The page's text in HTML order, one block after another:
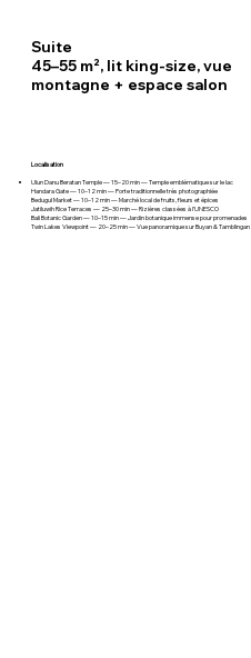
Suite
45–55 m², lit king-size, vue
montagne + espace salon
Localisation
Ulun Danu Beratan Temple — 15–20 min — Temple emblématique sur le lac
Handara Gate — 10–12 min — Porte traditionnelle très photographiée
Bedugul Market — 10–12 min — Marché local de fruits, fleurs et épices
Jatiluwih Rice Terraces — 25–30 min — Rizières classées à l’UNESCO
Bali Botanic Garden — 10–15 min — Jardin botanique immense pour promenades
Twin Lakes Viewpoint — 20–25 min — Vue panoramique sur Buyan & Tamblingan